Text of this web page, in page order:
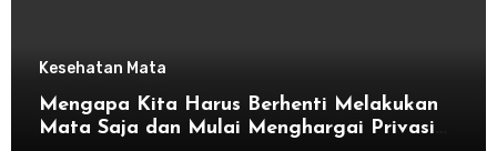
Kesehatan Mata
Mengapa Kita Harus Berhenti Melakukan
Mata Saja dan Mulai Menghargai Privasi